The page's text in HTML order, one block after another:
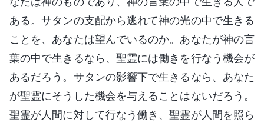
ある。サタンの支配から逃れて神の光の中で生きる
ことを、あなたは望んでいるのか。あなたが神の言
葉の中で生きるなら、聖霊には働きを行なう機会が
あるだろう。サタンの影響下で生きるなら、あなた
が聖霊にそうした機会を与えることはないだろう。
聖霊が人間に対して行なう働き、聖霊が人間を照ら